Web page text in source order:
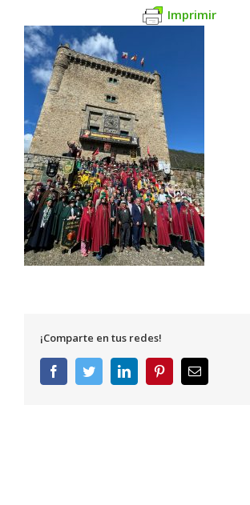
Imprimir
¡Comparte en tus redes!
FacebookTwitterLinkedInPinterestCorreo
electrónico